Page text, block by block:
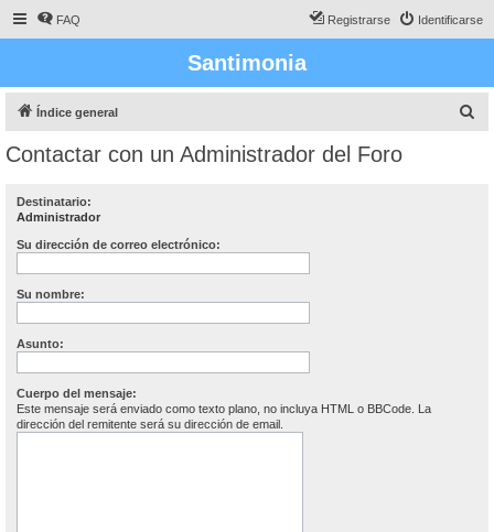
FAQ Identificarse
Registrarse
Santimonia
Índice general
Contactar con un Administrador del Foro
Destinatario:
Administrador
Su dirección de correo electrónico:
Su nombre:
Asunto:
Cuerpo del mensaje:
Este mensaje será enviado como texto plano, no incluya HTML o BBCode. La
dirección del remitente será su dirección de email.